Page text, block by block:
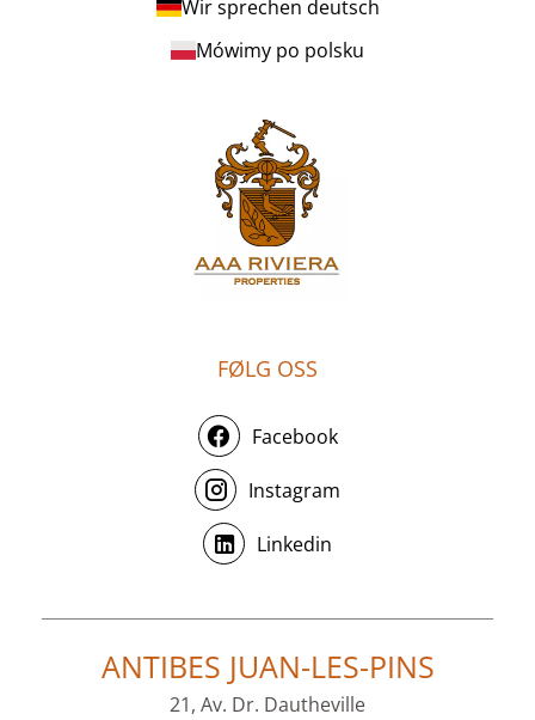
Wir sprechen deutsch
Mówimy po polsku
FØLG OSS
Facebook
Instagram
Linkedin
ANTIBES JUAN-LES-PINS
21, Av. Dr. Dautheville